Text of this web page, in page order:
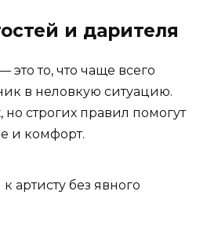
и дарителя
это то, что чаще всего
в неловкую ситуацию.
но строгих правил помогут
и комфорт.
артисту без явного